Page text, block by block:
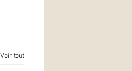
Voir tout